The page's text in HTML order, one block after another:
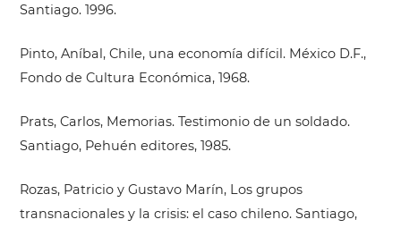
Santiago. 1996.
Pinto, Aníbal, Chile, una economía difícil. México D.F.,
Fondo de Cultura Económica, 1968.
Prats, Carlos, Memorias. Testimonio de un soldado.
Santiago, Pehuén editores, 1985.
Rozas, Patricio y Gustavo Marín, Los grupos
transnacionales y la crisis: el caso chileno. Santiago,